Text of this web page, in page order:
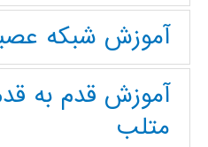
آموزش شبکه
آموزش قدم به قدم
متلب